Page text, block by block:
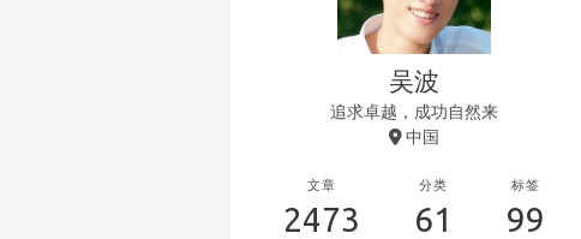
吴波
追求卓越，成功自然来
中国
文章
2473
分类
61
标签
99